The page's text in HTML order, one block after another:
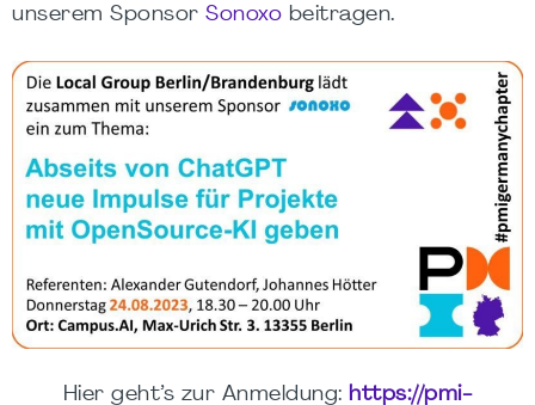
unserem Sponsor Sonoxo beitragen.
Hier geht’s zur Anmeldung: https://pmi-